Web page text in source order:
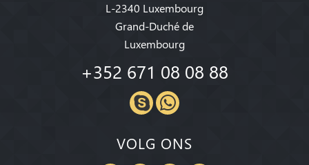
L-2340 Luxembourg
Grand-Duché de
Luxembourg
+352 671 08 08 88
VOLG ONS